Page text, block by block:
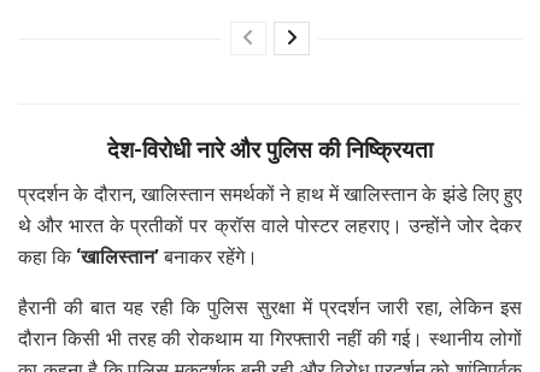
देश-विरोधी नारे और पुलिस की निष्क्रियता
प्रदर्शन के दौरान, खालिस्तान समर्थकों ने हाथ में खालिस्तान के झंडे लिए हुए
थे और भारत के प्रतीकों पर क्रॉस वाले पोस्टर लहराए। उन्होंने जोर देकर
कहा कि ‘खालिस्तान’बनाकर रहेंगे।
हैरानी की बात यह रही कि पुलिस सुरक्षा में प्रदर्शन जारी रहा, लेकिन इस
दौरान किसी भी तरह की रोकथाम या गिरफ्तारी नहीं की गई। स्थानीय लोगों